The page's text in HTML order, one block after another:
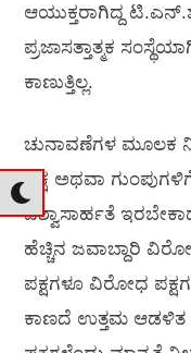
ಆಯುಕ್ತರಾಗಿದ್ದ
ಪ್ರಜಾಸತ್ತಾತ್ಮಕ
ಕಾಣುತ್ತಿಲ್ಲ.
ಚುನಾವಣೆಗಳ ಮೂಲಕ
ಪಕ್ಷ ಅಥವಾ
ವಿಶ್ವಾಸಾರ್ಹತೆ
ಹೆಚ್ಚಿನ ಜವಾಬ್ದಾರಿ
ಪಕ್ಷಗಳೂ ವಿರೋಧ
ಕಾಣದೆ ಉತ್ತಮ ಆಡಳಿತ